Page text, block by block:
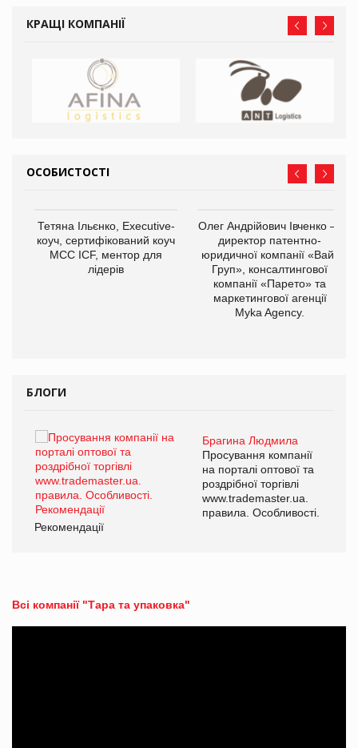
КРАЩІ КОМПАНІЇ
ОСОБИСТОСТІ
Тетяна Ільєнко, Executive-
коуч, сертифікований коуч
МСС ICF, ментор для
лідерів
Олег Андрійович Івченко —
директор патентно-
юридичної компанії «Вайз
Груп», консалтингової
компанії «Парето» та
маркетингової агенції
Myka Agency.
БЛОГИ
Брагина Людмила
Просування компанії
на порталі оптової та
роздрібної торгівлі
www.trademaster.ua.
правила. Особливості.
Рекомендації
Всі компанії "Тара та упаковка"